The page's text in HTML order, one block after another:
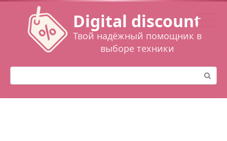
Перейти
контенту
Digital discount
Твой надёжный помощник в
выборе техники
Поиск: